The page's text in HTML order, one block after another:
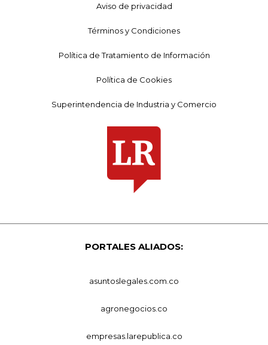
Aviso de privacidad
Términos y Condiciones
Política de Tratamiento de Información
Política de Cookies
Superintendencia de Industria y Comercio
PORTALES ALIADOS:
asuntoslegales.com.co
agronegocios.co
empresas.larepublica.co